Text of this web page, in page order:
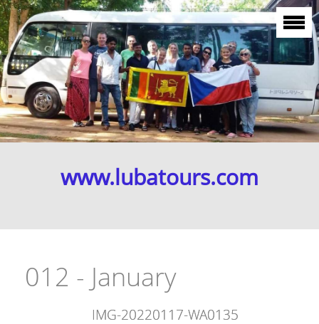
www.lubatours.com
012 - January
IMG-20220117-WA0135